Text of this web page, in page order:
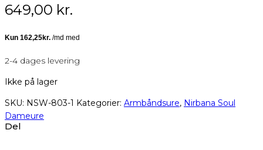
649,00 kr.
2-4 dages levering
Ikke på lager
SKU: NSW-803-1 Kategorier: Armbåndsure, Nirbana Soul
Dameure
Del